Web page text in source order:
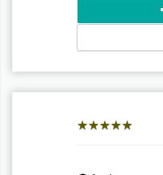
★★★★★
★★★★★